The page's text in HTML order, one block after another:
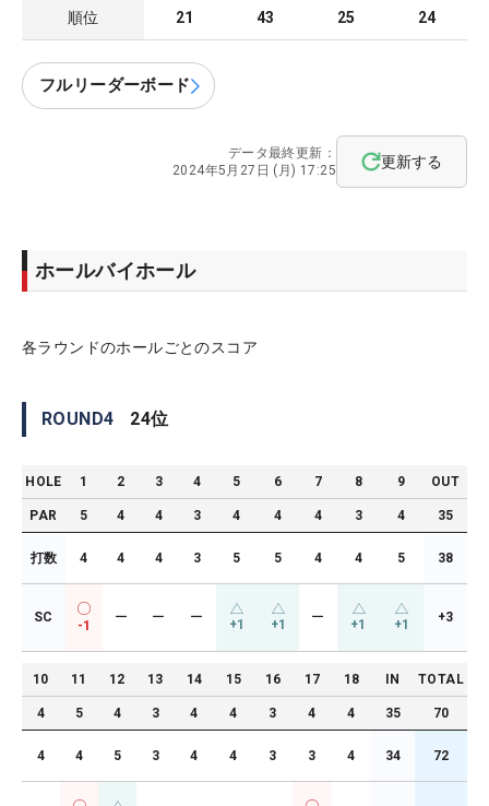
順位 21 43 25 24
フルリーダーボード
データ最終更新：
2024年5月27日 (月) 17:25
更新する
ホールバイホール
各ラウンドのホールごとのスコア
ROUND4 24位
HOLE 1 2 3 4 5 6 7 8 9 OUT
PAR 5 4 4 3 4 4 4 3 4 35
打数 4 4 4 3 5 5 4 4 5 38
SC
-1
ー ー ー +1 +1 ー +1 +1 +3
10 11 12 13 14 15 16 17 18 IN TOTAL
4 5 4 3 4 4 3 4 4 35 70
4 4 5 3 4 4 3 3 4 34 72